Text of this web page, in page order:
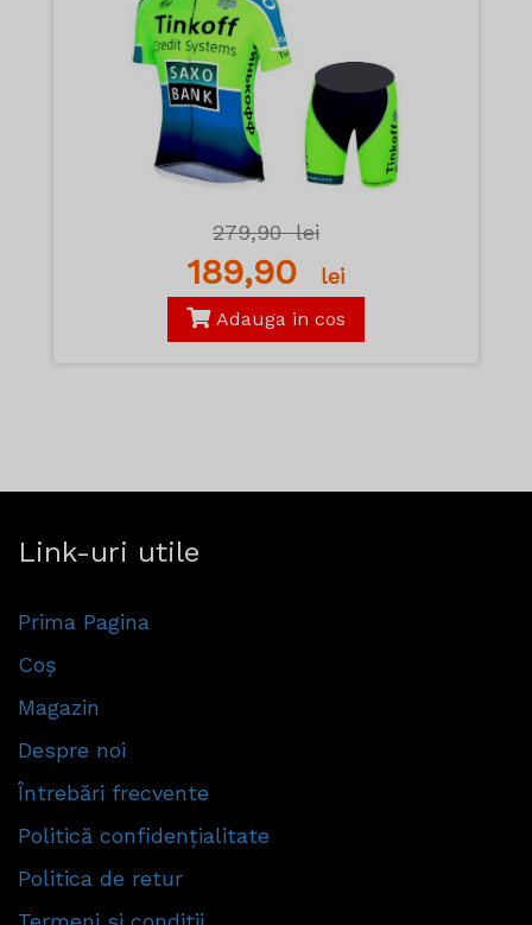
279,90lei
189,90 lei
Adauga in cos
Link-uri utile
Prima Pagina
Coș
Magazin
Despre noi
Întrebări frecvente
Politică confidențialitate
Politica de retur